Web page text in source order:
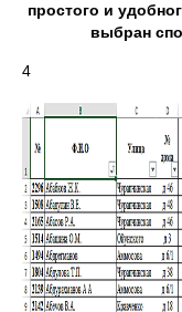
простого и
выбран
4